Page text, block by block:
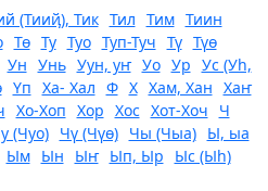
(Тииҋ), Тик Тил Тим Тиин
Тө Ту Туо Туп-Туч Тү Түө
Ун Унь Уун, уҥ Уо Ур Ус (Уһ,
Үп Ха- Хал Ф Х Хам, Хан Хаҥ
Хо-Хоп Хор Хос Хот-Хоч
Ч
(Чуо) Чү (Чүө) Чы (Чыа)
Ы, ыа
Ым Ын Ыҥ Ып, Ыр
Ыс (Ыһ)